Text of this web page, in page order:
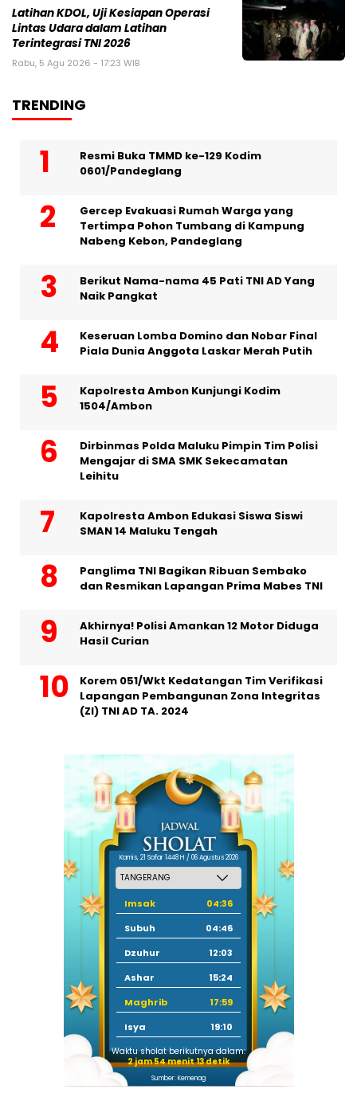
Latihan KDOL, Uji Kesiapan Operasi
Lintas Udara dalam Latihan
Terintegrasi TNI 2026
Rabu, 5 Agu 2026 - 17:23 WIB
TRENDING
Resmi Buka TMMD ke-129 Kodim
0601/Pandeglang
Gercep Evakuasi Rumah Warga yang
Tertimpa Pohon Tumbang di Kampung
Nabeng Kebon, Pandeglang
Berikut Nama-nama 45 Pati TNI AD Yang
Naik Pangkat
Keseruan Lomba Domino dan Nobar Final
Piala Dunia Anggota Laskar Merah Putih
Kapolresta Ambon Kunjungi Kodim
1504/Ambon
Dirbinmas Polda Maluku Pimpin Tim Polisi
Mengajar di SMA SMK Sekecamatan
Leihitu
Kapolresta Ambon Edukasi Siswa Siswi
SMAN 14 Maluku Tengah
Panglima TNI Bagikan Ribuan Sembako
dan Resmikan Lapangan Prima Mabes TNI
Akhirnya! Polisi Amankan 12 Motor Diduga
Hasil Curian
Korem 051/Wkt Kedatangan Tim Verifikasi
Lapangan Pembangunan Zona Integritas
(ZI) TNI AD TA. 2024
Kamis, 21 Safar 1448 H / 06 Agustus 2026
Imsak
04:36
Subuh
04:46
Dzuhur
12:03
Ashar
15:24
Maghrib
17:59
Isya
19:10
Waktu sholat berikutnya dalam:
2 jam 54 menit 13 detik
Sumber: Kemenag